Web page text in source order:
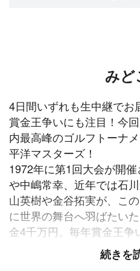
みど
4日間いずれも生中継で
賞金王争いにも注目！今
内最高峰のゴルフトーナ
平洋マスターズ！
1972年に第1回大会が開
や中嶋常幸、近年では石
山英樹や金谷拓実が、こ
に世界の舞台へ羽ばたい
金4千万円。毎年賞金王争
開催されることもあり、
ず、海外のビッグネーム
続きを